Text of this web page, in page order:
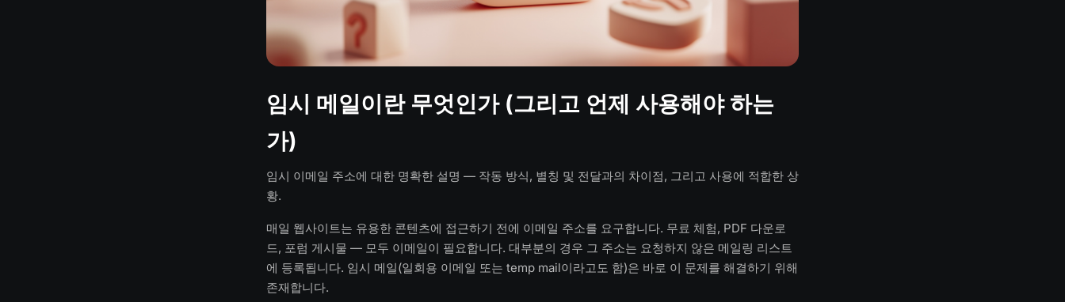
임시 메일이란 무엇인가 (그리고 언제 사용해야 하는
가)
임시 이메일 주소에 대한 명확한 설명 — 작동 방식, 별칭 및 전달과의 차이점, 그리고 사용에 적합한 상
황.
매일 웹사이트는 유용한 콘텐츠에 접근하기 전에 이메일 주소를 요구합니다. 무료 체험, PDF 다운로
드, 포럼 게시물 — 모두 이메일이 필요합니다. 대부분의 경우 그 주소는 요청하지 않은 메일링 리스트
에 등록됩니다. 임시 메일(일회용 이메일 또는 temp mail이라고도 함)은 바로 이 문제를 해결하기 위해
존재합니다.